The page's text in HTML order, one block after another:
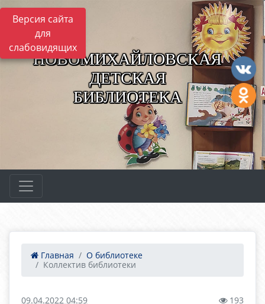
Версия сайта
для
слабовидящих
НОВОМИХАЙЛОВСКАЯ
ДЕТСКАЯ
БИБЛИОТЕКА
Главная
О библиотеке
Коллектив библиотеки
09.04.2022 04:59 193